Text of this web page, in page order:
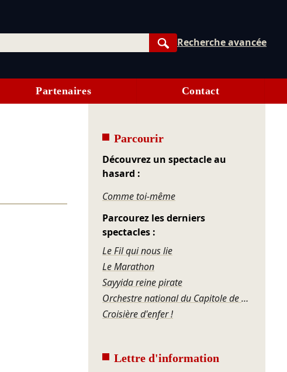
Rechercher
Recherche avancée
Partenaires Contact
Parcourir
Découvrez un spectacle au
hasard :
Comme toi-même
Parcourez les derniers
spectacles :
Le Fil qui nous lie
Le Marathon
Sayyida reine pirate
Orchestre national du Capitole de Toulouse – Roussel, Ravel, Offenbach, Rosenthal, Gershwin
Croisière d'enfer !
Lettre d'information